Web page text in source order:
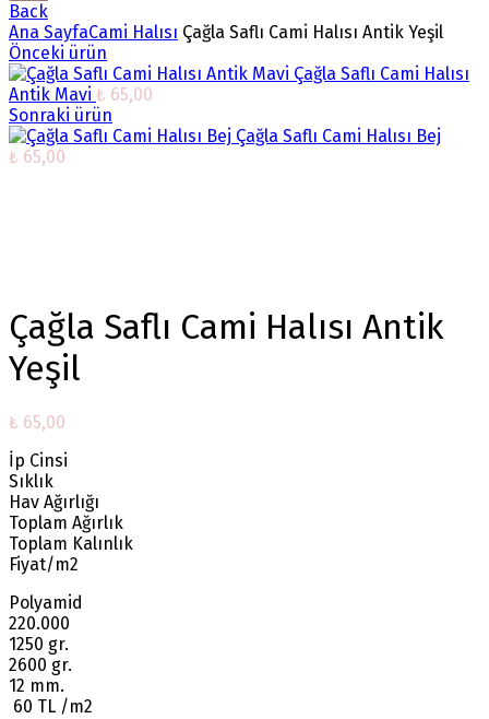
Back
Ana SayfaCami Halısı Çağla Saflı Cami Halısı Antik Yeşil
Önceki ürün
Çağla Saflı Cami Halısı
Antik Mavi ₺ 65,00
Sonraki ürün
Çağla Saflı Cami Halısı Bej
₺ 65,00
Çağla Saflı Cami Halısı Antik
Yeşil
₺ 65,00
İp Cinsi
Sıklık
Hav Ağırlığı
Toplam Ağırlık
Toplam Kalınlık
Fiyat/m2
Polyamid
220.000
1250 gr.
2600 gr.
12 mm.
60 TL /m2